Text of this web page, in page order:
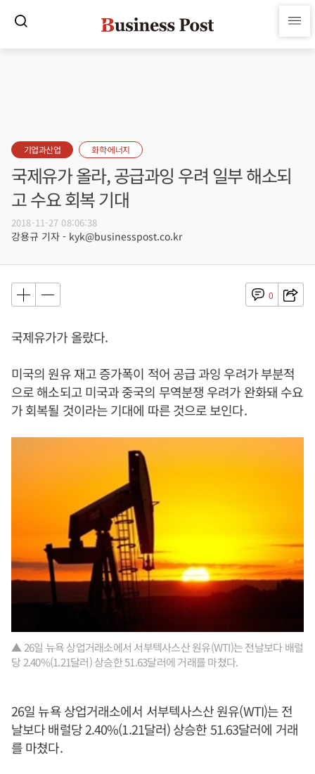
기업과산업 화학·에너지
국제유가 올라, 공급과잉 우려 일부 해소되
고 수요 회복 기대
2018-11-27 08:06:38
강용규 기자 - kyk@businesspost.co.kr
0
국제유가가 올랐다.
미국의 원유 재고 증가폭이 적어 공급 과잉 우려가 부분적
으로 해소되고 미국과 중국의 무역분쟁 우려가 완화돼 수요
가 회복될 것이라는 기대에 따른 것으로 보인다.
▲ 26일 뉴욕 상업거래소에서 서부텍사스산 원유(WTI)는 전날보다 배럴
당 2.40%(1.21달러) 상승한 51.63달러에 거래를 마쳤다.
26일 뉴욕 상업거래소에서 서부텍사스산 원유(WTI)는 전
날보다 배럴당 2.40%(1.21달러) 상승한 51.63달러에 거래
를 마쳤다.